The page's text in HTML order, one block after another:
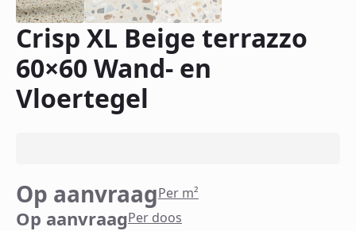
Crisp XL Beige terrazzo
60×60 Wand- en
Vloertegel
Op aanvraagPer m²
Op aanvraagPer doos